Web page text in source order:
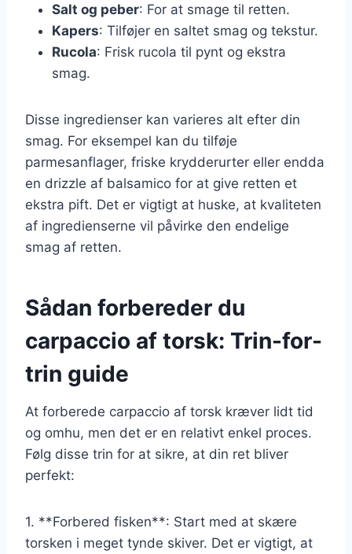
Salt og peber: For at smage til retten.
Kapers: Tilføjer en saltet smag og tekstur.
Rucola: Frisk rucola til pynt og ekstra
smag.
Disse ingredienser kan varieres alt efter din
smag. For eksempel kan du tilføje
parmesanflager, friske krydderurter eller endda
en drizzle af balsamico for at give retten et
ekstra pift. Det er vigtigt at huske, at kvaliteten
af ingredienserne vil påvirke den endelige
smag af retten.
Sådan forbereder du
carpaccio af torsk: Trin-for-
trin guide
At forberede carpaccio af torsk kræver lidt tid
og omhu, men det er en relativt enkel proces.
Følg disse trin for at sikre, at din ret bliver
perfekt:
1. **Forbered fisken**: Start med at skære
torsken i meget tynde skiver. Det er vigtigt, at